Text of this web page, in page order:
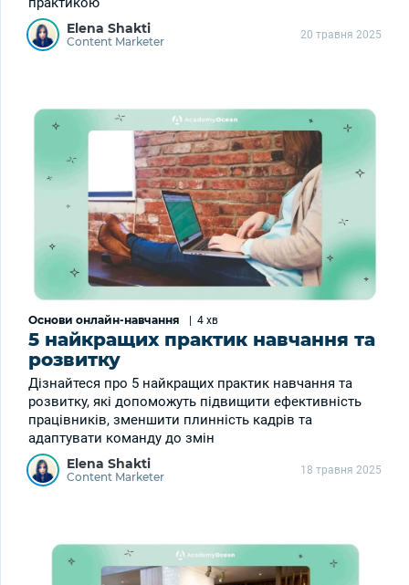
Elena Shakti
Content Marketer 20 травня 2025
Основи онлайн-навчання | 4 хв
5 найкращих практик навчання та
розвитку
Дізнайтеся про 5 найкращих практик навчання та
розвитку, які допоможуть підвищити ефективність
працівників, зменшити плинність кадрів та
адаптувати команду до змін
Elena Shakti
Content Marketer 18 травня 2025